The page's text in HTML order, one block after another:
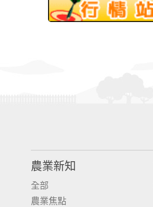
農業新知
全部
農業焦點